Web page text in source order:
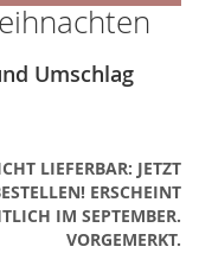
Umschlag
LIEFERBAR: JETZT
ERSCHEINT
IM SEPTEMBER.
VORGEMERKT.